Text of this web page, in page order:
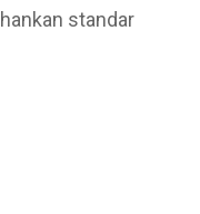
standar